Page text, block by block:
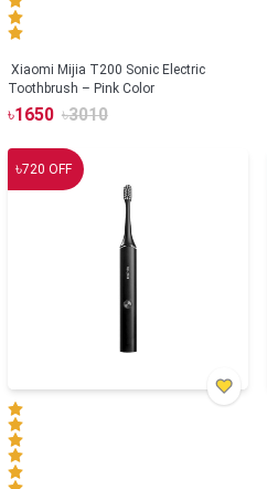
Xiaomi Mijia T200 Sonic Electric
Toothbrush – Pink Color
৳1650 ৳3010
৳720 OFF